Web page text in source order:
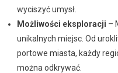
wyciszyć umysł.
Możliwości eksploracji –
unikalnych miejsc. Od
portowe miasta, każdy
można odkrywać.